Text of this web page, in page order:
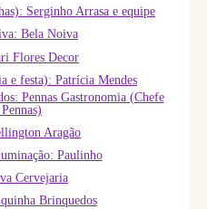
Serginho Arrasa e equipe
Bela Noiva
Flores Decor
e festa): Patrícia Mendes
Pennas Gastronomia (Chefe
Aragão
Paulinho
Cervejaria
Brinquedos